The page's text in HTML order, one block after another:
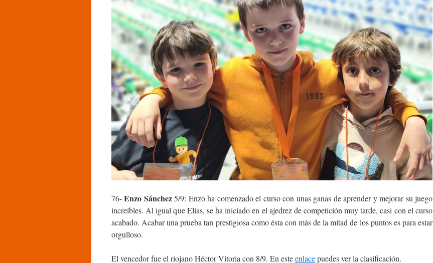
76-Enzo Sánchez5/9: Enzo ha comenzado el curso con unas ganas de aprender y mejorar su juego
increíbles. Al igual que Elías, se ha iniciado en el ajedrez de competición muy tarde, casi con el curso
acabado. Acabar una prueba tan prestigiosa como ésta con más de la mitad de los puntos es para estar
orgulloso.
El vencedor fue el riojano Héctor Vitoria con 8/9. En esteenlacepuedes ver la clasificación.